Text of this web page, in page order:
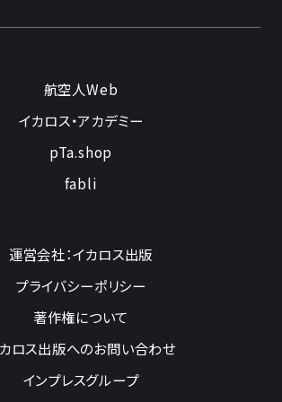
航空人Web
イカロス・アカデミー
pTa.shop
fabli
運営会社：イカロス出版
プライバシーポリシー
著作権について
ロス出版へのお問い合わせ
インプレスグループ